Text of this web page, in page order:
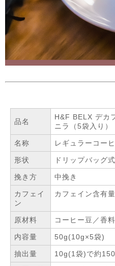
品名
H&F BELX デカ
ニラ（5袋入り）
名称 レギュラーコーヒ
形状 ドリップバッグ式
挽き方 中挽き
カフェイ
ン
カフェイン含有
原材料 コーヒー豆／香料
内容量 50g(10g×5袋)
抽出量 10g(1袋)で約